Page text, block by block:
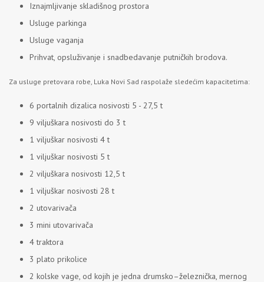
Iznajmljivanje skladišnog prostora
Usluge parkinga
Usluge vaganja
Prihvat, opsluživanje i snadbedavanje putničkih brodova.
Za usluge pretovara robe, Luka Novi Sad raspolaže sledećim kapacitetima:
6 portalnih dizalica nosivosti 5 - 27,5 t
9 viljuškara nosivosti do 3 t
1 viljuškar nosivosti 4 t
1 viljuškar nosivosti 5 t
2 viljuškara nosivosti 12,5 t
1 viljuškar nosivosti 28 t
2 utovarivača
3 mini utovarivača
4 traktora
3 plato prikolice
2 kolske vage, od kojih je jedna drumsko–železnička, mernog